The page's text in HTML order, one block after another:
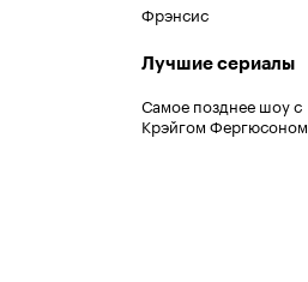
Фрэнсис
Лучшие сериалы
Самое позднее шоу с
Крэйгом Фергюсоном